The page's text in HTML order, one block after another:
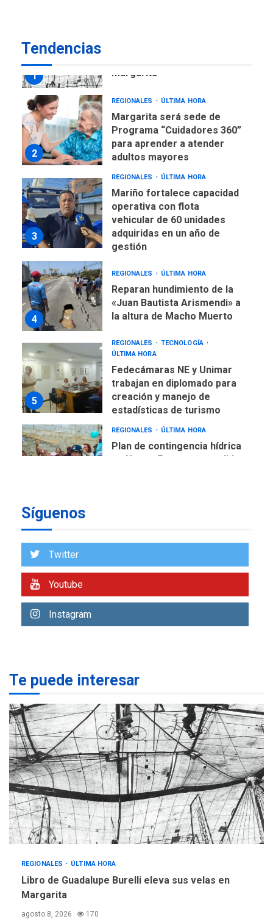
Tendencias
1
Margarita
2
REGIONALES ÚLTIMA HORA
Margarita será sede de
Programa “Cuidadores 360”
para aprender a atender
adultos mayores
3
REGIONALES ÚLTIMA HORA
Mariño fortalece capacidad
operativa con flota
vehicular de 60 unidades
adquiridas en un año de
gestión
4
REGIONALES ÚLTIMA HORA
Reparan hundimiento de la
«Juan Bautista Arismendi» a
la altura de Macho Muerto
5
REGIONALES
TECNOLOGÍA
ÚLTIMA HORA
Fedecámaras NE y Unimar
trabajan en diplomado para
creación y manejo de
estadísticas de turismo
REGIONALES ÚLTIMA HORA
Plan de contingencia hídrica
en Nueva Esparta consolida
7
2
Margarita será sede de
para aprender a atender
adultos mayores
3
REGIONALES ÚLTIMA HORA
Mariño fortalece capacidad
operativa con flota
vehicular de 60 unidades
adquiridas en un año de
gestión
4
REGIONALES ÚLTIMA HORA
«Juan Bautista Arismendi» a
la altura de Macho Muerto
Síguenos
Twitter
Youtube
Instagram
Te puede interesar
REGIONALES ÚLTIMA HORA
Libro de Guadalupe Burelli eleva sus velas en
Margarita
agosto 8, 2026 170